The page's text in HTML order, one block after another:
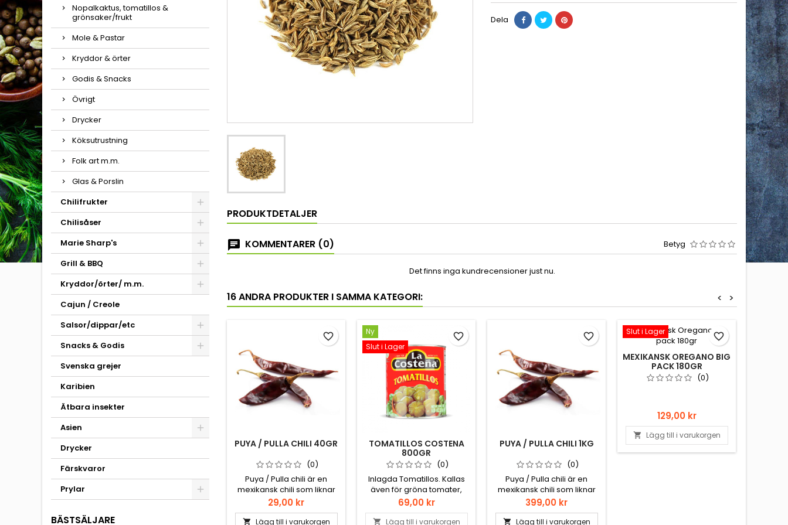
Nopalkaktus, tomatillos &
grönsaker/frukt
Mole & Pastar
Kryddor & örter
Godis & Snacks
Övrigt
Drycker
Köksutrustning
Folk art m.m.
Glas & Porslin
Chilifrukter
Chilisåser
Marie Sharp's
Grill & BBQ
Kryddor/örter/ m.m.
Cajun / Creole
Salsor/dippar/etc
Snacks & Godis
Svenska grejer
Karibien
Ätbara insekter
Asien
Drycker
Färskvaror
Prylar
BÄSTSÄLJARE
Dela
PRODUKTDETALJER
KOMMENTARER (0) Betyg
Det finns inga kundrecensioner just nu.
16 ANDRA PRODUKTER I SAMMA KATEGORI: >
<
PUYA / PULLA CHILI 40GR
(0)
Puya / Pulla chili är en
mexikansk chili som liknar
guajillo, men är mindre och
hetare. Puya används ofta
för sin fruktiga smak och har
Pris
29,00 kr
 Lägg till i varukorgen
favorite_border
Ny
Slut i Lager
TOMATILLOS COSTENA
800GR
(0)
Inlagda Tomatillos. Kallas
även för gröna tomater,
men det är det fan inte! Det
är underbara Tomatillos!
Pris
69,00 kr
 Lägg till i varukorgen
favorite_border
PUYA / PULLA CHILI 1KG
(0)
Puya / Pulla chili är en
mexikansk chili som liknar
guajillo, men är mindre och
hetare. Puya används ofta
för sin fruktiga smak och har
Pris
399,00 kr
 Lägg till i varukorgen
favorite_border Slut i Lager
MEXIKANSK OREGANO BIG
PACK 180GR
(0)
Pris
129,00 kr
 Lägg till i varukorgen
favorite_border